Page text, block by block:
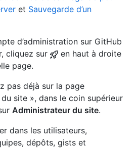
et Sauvegarde d’un
d’administration sur GitHub
cliquez sur
en haut à droite
page.
pas déjà sur la page
site », dans le coin supérieur
Administrateur du site.
dans les utilisateurs,
dépôts, gists et